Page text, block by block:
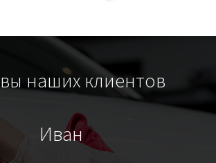
наших клиентов
Иван